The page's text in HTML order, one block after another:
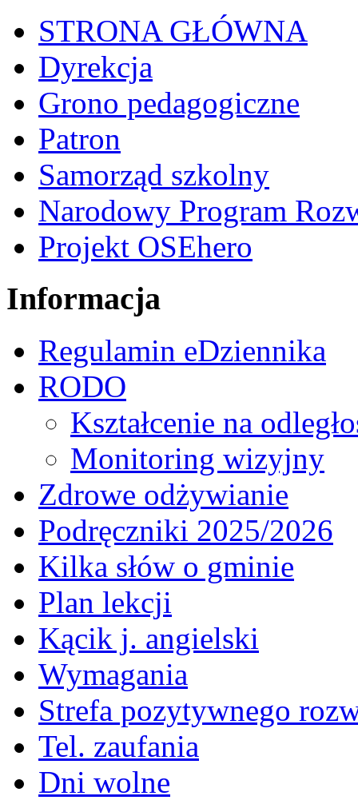
STRONA GŁÓWNA
Dyrekcja
Grono pedagogiczne
Patron
Samorząd szkolny
Narodowy Program
Projekt OSEhero
Informacja
Regulamin eDziennika
RODO
Kształcenie na
Monitoring wizyjny
Zdrowe odżywianie
Podręczniki 2025/2026
Kilka słów o gminie
Plan lekcji
Kącik j. angielski
Wymagania
Strefa pozytywnego
Tel. zaufania
Dni wolne